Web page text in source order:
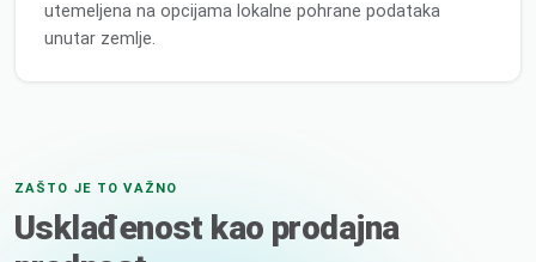
utemeljena na opcijama lokalne pohrane podataka
unutar zemlje.
ZAŠTO JE TO VAŽNO
Usklađenost kao prodajna